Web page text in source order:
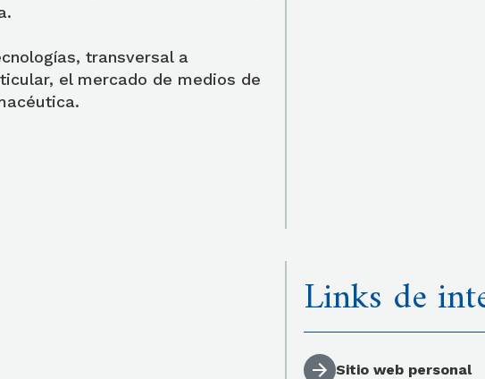
transversal a
el mercado de medios de
Links de
Sitio web personal